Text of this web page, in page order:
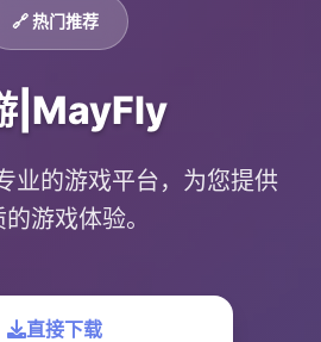
🔗 热门推荐
|MayFly
业的游戏平台，为您提供
游戏体验。
直接下载